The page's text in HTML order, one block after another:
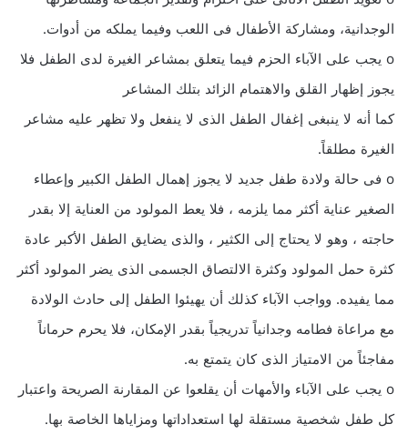
الوجدانية، ومشاركة الأطفال فى اللعب وفيما يملكه من أدوات.
o يجب على الآباء الحزم فيما يتعلق بمشاعر الغيرة لدى الطفل فلا
يجوز إظهار القلق والاهتمام الزائد بتلك المشاعر
كما أنه لا ينبغى إغفال الطفل الذى لا ينفعل ولا تظهر عليه مشاعر
الغيرة مطلقاً.
o فى حالة ولادة طفل جديد لا يجوز إهمال الطفل الكبير وإعطاء
الصغير عناية أكثر مما يلزمه ، فلا يعط المولود من العناية إلا بقدر
حاجته ، وهو لا يحتاج إلى الكثير ، والذى يضايق الطفل الأكبر عادة
كثرة حمل المولود وكثرة الالتصاق الجسمى الذى يضر المولود أكثر
مما يفيده. وواجب الآباء كذلك أن يهيئوا الطفل إلى حادث الولادة
مع مراعاة فطامه وجدانياً تدريجياً بقدر الإمكان، فلا يحرم حرماناً
مفاجئاً من الامتياز الذى كان يتمتع به.
o يجب على الآباء والأمهات أن يقلعوا عن المقارنة الصريحة واعتبار
كل طفل شخصية مستقلة لها استعداداتها ومزاياها الخاصة بها.